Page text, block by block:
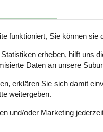
funktioniert, Sie können sie
erheben, hilft uns
Daten an unsere
erklären Sie sich damit
weitergeben.
und/oder Marketing